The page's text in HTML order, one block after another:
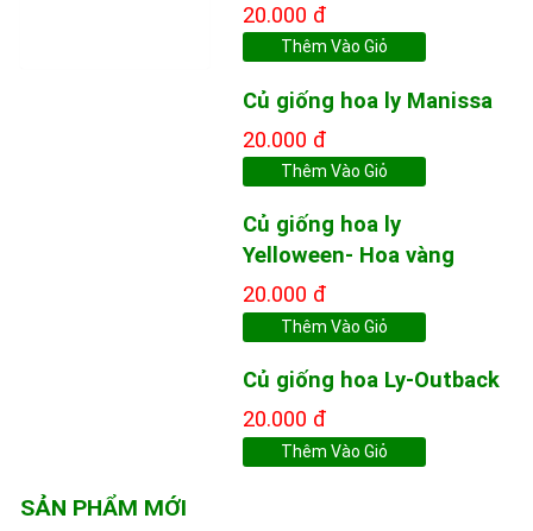
20.000 đ
Thêm Vào Giỏ
Củ giống hoa ly Manissa
20.000 đ
Thêm Vào Giỏ
Củ giống hoa ly
Yelloween- Hoa vàng
20.000 đ
Thêm Vào Giỏ
Củ giống hoa Ly-Outback
20.000 đ
Thêm Vào Giỏ
SẢN PHẨM MỚI